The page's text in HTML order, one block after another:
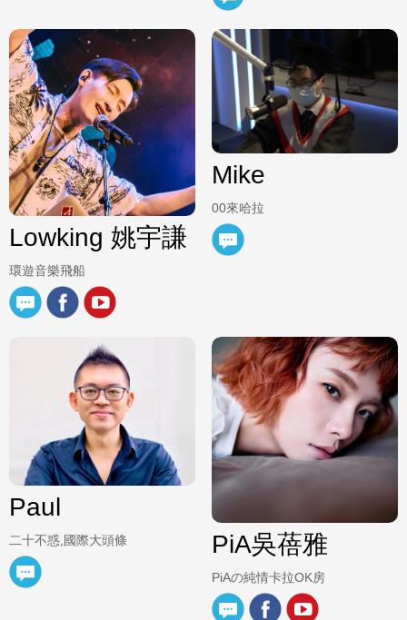
Lowking 姚宇謙
環遊音樂飛船
Mike
00來哈拉
Paul
二十不惑,國際大頭條 PiA吳蓓雅
PiAの純情卡拉OK房